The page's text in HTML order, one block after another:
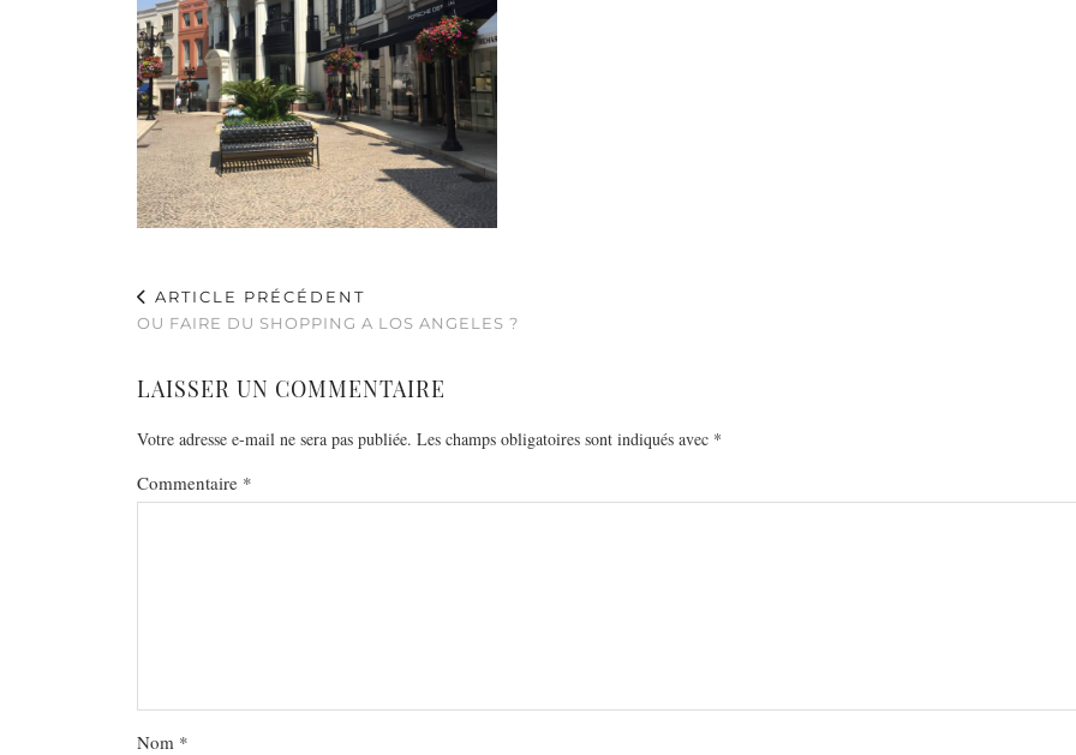
ARTICLE PRÉCÉDENT
OU FAIRE DU SHOPPING A LOS ANGELES ?
LAISSER UN COMMENTAIRE
Votre adresse e-mail ne sera pas publiée. Les champs obligatoires sont indiqués avec *
Commentaire *
Nom *